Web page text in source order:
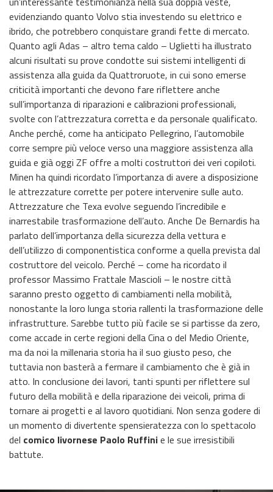
evidenziando quanto Volvo stia investendo su elettrico e
ibrido, che potrebbero conquistare grandi fette di mercato.
Quanto agli Adas – altro tema caldo – Uglietti ha illustrato
alcuni risultati su prove condotte sui sistemi intelligenti di
assistenza alla guida da Quattroruote, in cui sono emerse
criticità importanti che devono fare riflettere anche
sull’importanza di riparazioni e calibrazioni professionali,
svolte con l’attrezzatura corretta e da personale qualificato.
Anche perché, come ha anticipato Pellegrino, l’automobile
corre sempre più veloce verso una maggiore assistenza alla
guida e già oggi ZF offre a molti costruttori dei veri copiloti.
Minen ha quindi ricordato l’importanza di avere a disposizione
le attrezzature corrette per potere intervenire sulle auto.
Attrezzature che Texa evolve seguendo l’incredibile e
inarrestabile trasformazione dell’auto. Anche De Bernardis ha
parlato dell’importanza della sicurezza della vettura e
dell’utilizzo di componentistica conforme a quella prevista dal
costruttore del veicolo. Perché – come ha ricordato il
professor Massimo Frattale Mascioli – le nostre città
saranno presto oggetto di cambiamenti nella mobilità,
nonostante la loro lunga storia rallenti la trasformazione delle
infrastrutture. Sarebbe tutto più facile se si partisse da zero,
come accade in certe regioni della Cina o del Medio Oriente,
ma da noi la millenaria storia ha il suo giusto peso, che
tuttavia non basterà a fermare il cambiamento che è già in
atto. In conclusione dei lavori, tanti spunti per riflettere sul
futuro della mobilità e della riparazione dei veicoli, prima di
tornare ai progetti e al lavoro quotidiani. Non senza godere di
un momento di divertente spensieratezza con lo spettacolo
del comico livornese Paolo Ruffinie le sue irresistibili
battute.